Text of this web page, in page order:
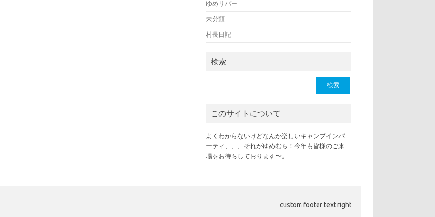
ゆめリバー
未分類
村長日記
検索
索:
このサイトについて
よくわからないけどなんか楽しいキャンプインパ
ーティ、、、それがゆめむら！今年も皆様のご来
場をお待ちしております〜。
custom footer text right